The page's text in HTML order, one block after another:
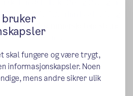
skal fungere og være trygt,
informasjonskapsler. Noen
mens andre sikrer ulik
på 1.–10. trinn i Oslo. 1. og
27. På
alle kursene.